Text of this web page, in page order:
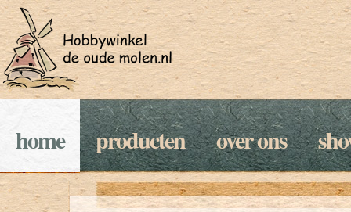
home producten over ons